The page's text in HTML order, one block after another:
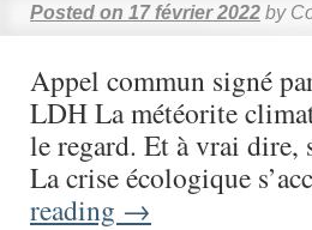
Posted on 17 février 2022 by
Appel commun signé
LDH La météorite
le regard. Et à vrai dire,
La crise écologique
reading →